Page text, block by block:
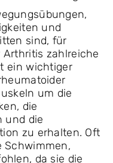
und
sind, für
zahlreiche
ein wichtiger
um die
die
und die
zu erhalten. Oft
Schwimmen,
da sie die